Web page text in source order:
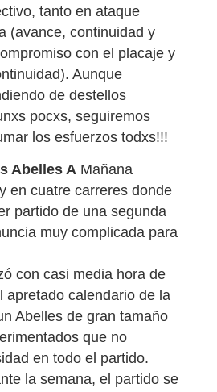
tanto en ataque
(avance, continuidad y
con el placaje y
Aunque
de destellos
pocxs, seguiremos
los esfuerzos todxs!!!
Abelles A Mañana
en cuatre carreres donde
partido de una segunda
muy complicada para
con casi media hora de
apretado calendario de la
Abelles de gran tamaño
que no
en todo el partido.
la semana, el partido se